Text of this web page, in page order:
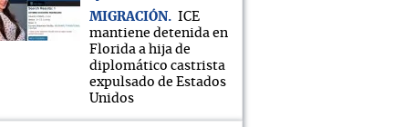
MIGRACIÓN
ICE
mantiene detenida en
Florida a hija de
diplomático castrista
expulsado de Estados
Unidos